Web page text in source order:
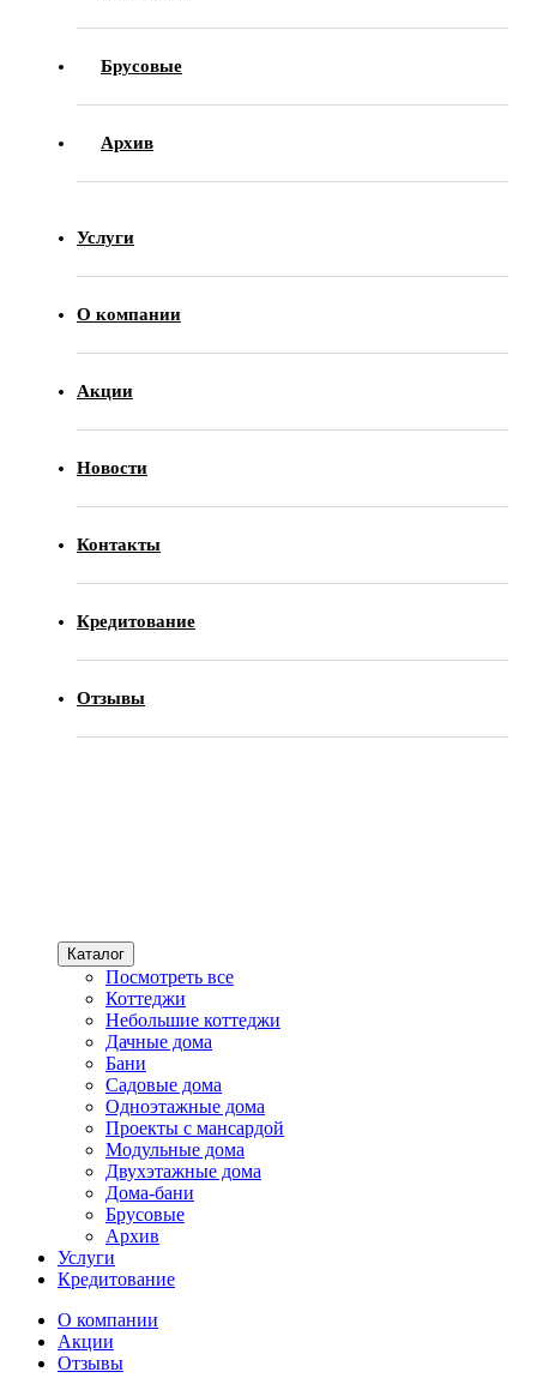
Брусовые
Архив
Услуги
О компании
Акции
Новости
Контакты
Кредитование
Отзывы
Каталог
Посмотреть все
Коттеджи
Небольшие коттеджи
Дачные дома
Бани
Садовые дома
Одноэтажные дома
Проекты с мансардой
Модульные дома
Двухэтажные дома
Дома-бани
Брусовые
Архив
Услуги
Кредитование
О компании
Акции
Отзывы